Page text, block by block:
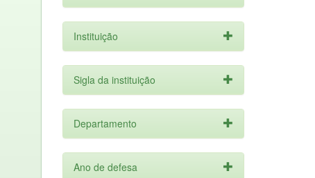
Instituição
Sigla da instituição
Departamento
Ano de defesa